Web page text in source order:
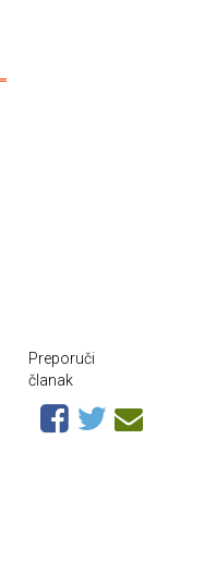
Preporuči
članak